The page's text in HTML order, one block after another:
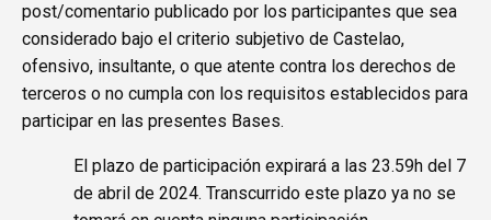
post/comentario publicado por los participantes que sea
considerado bajo el criterio subjetivo de Castelao,
ofensivo, insultante, o que atente contra los derechos de
terceros o no cumpla con los requisitos establecidos para
participar en las presentes Bases.
El plazo de participación expirará a las 23.59h del 7
de abril de 2024. Transcurrido este plazo ya no se